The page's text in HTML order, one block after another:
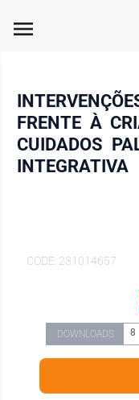
menu
FRENTE À
CUIDADOS
INTEGRATIVA
CODE: 231014657
DOWNLOADS 8